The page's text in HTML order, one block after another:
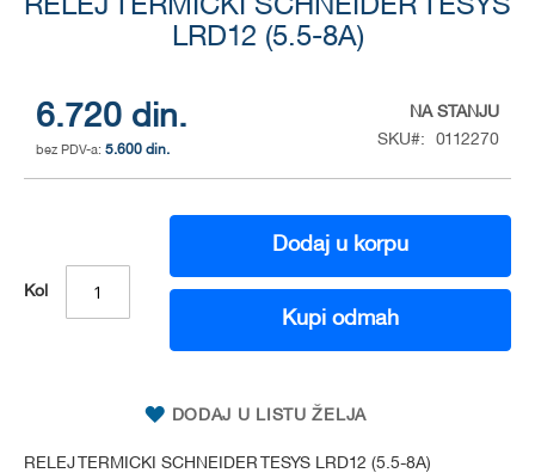
RELEJ TERMICKI SCHNEIDER TESYS
LRD12 (5.5-8A)
6.720 din.
5.600 din.
NA STANJU
SKU
0112270
Kol
Dodaj u korpu
Kupi odmah
DODAJ U LISTU ŽELJA
RELEJ TERMICKI SCHNEIDER TESYS LRD12 (5.5-8A)
the
images
gallery